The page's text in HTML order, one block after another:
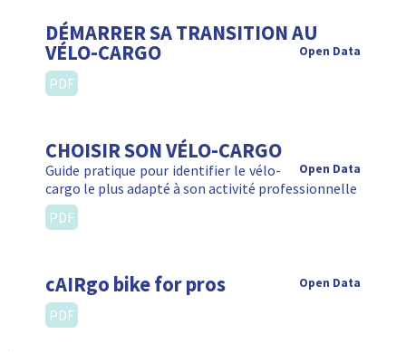
DÉMARRER SA TRANSITION AU
VÉLO-CARGO Open Data
PDF
CHOISIR SON VÉLO-CARGO
Open Data
Guide pratique pour identifier le vélo-
cargo le plus adapté à son activité professionnelle
PDF
cAIRgo bike for pros Open Data
PDF